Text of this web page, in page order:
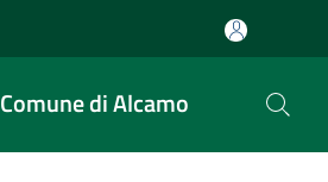
Comune di Alcamo